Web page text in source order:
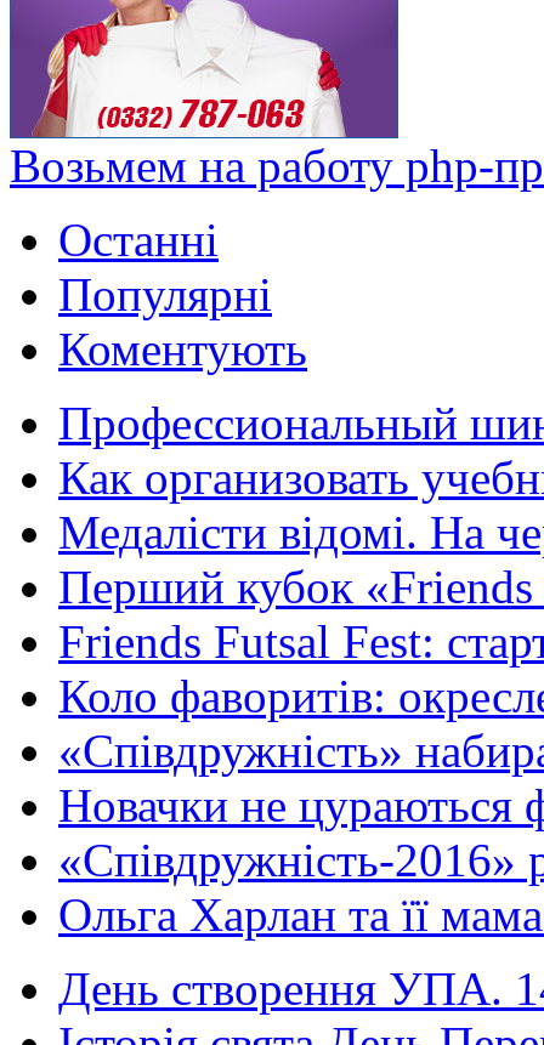
Возьмем на работу php-
Останні
Популярні
Коментують
Профессиональный
Как организовать
Медалісти відомі. На
Перший кубок «Friends
Friends Futsal Fest:
Коло фаворитів:
«Співдружність»
Новачки не цураються
«Співдружність-2016»
Ольга Харлан та її
День створення УПА.